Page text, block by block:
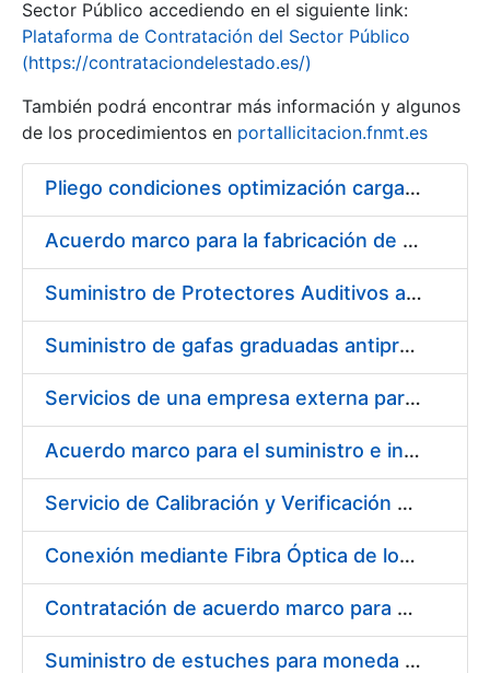
Erakutsi/Ezkutatu
Sector Público accediendo en el siguiente link:
Plataforma de Contratación del Sector Público
(https://contrataciondelestado.es/)
También podrá encontrar más información y algunos
de los procedimientos en portallicitacion.fnmt.es
Pliego condiciones optimización cargas compras firmado
Acuerdo marco para la fabricación de piezas
Suministro de Protectores Auditivos a medida para las personas trabajadoras de los Centros de Trabajo de Madrid y Burgos
Suministro de gafas graduadas antiproyecciones para los trabajadores de la FNMT-RCM en los centros de trabajo de Madrid y Burgos
Servicios de una empresa externa para el asesoramiento y resolución de los recursos de alzada que se presentan relacionados con procesos de selección para la FNMT-RCM
Acuerdo marco para el suministro e instalación de persianas, estores y otros complementos
Servicio de Calibración y Verificación Externa de los Equipos de Medición del Servicio de Prevención de la FNMT-RCM
Conexión mediante Fibra Óptica de los Centros de Proceso de Datos (CPDs) de las sedes de la FNMT-RCM de Burgos y Madrid
Contratación de acuerdo marco para el Suministro de Material de Electricidad para la Fábrica Nacional de Moneda y Timbre-Real Casa de la Moneda en su centro de trabajo de Burgos
Suministro de estuches para moneda de 30 €